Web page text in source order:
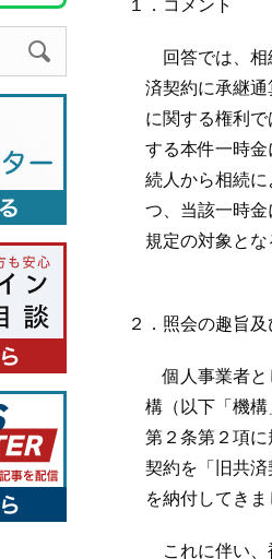
１．コメント
回答では、相続
済契約に承継通算
に関する権利では
する本件一時金に
続人から相続に
つ、当該一時金に
規定の対象とな
２．照会の趣旨及
個人事業者とし
構（以下「機構」
第２条第２項に規
契約を「旧共済契
を納付してきま
これに伴い、被